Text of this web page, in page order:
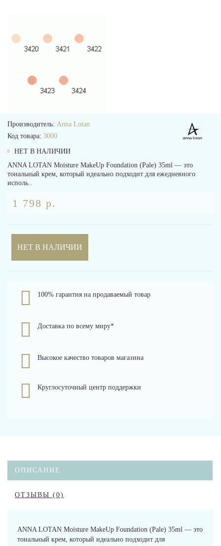
Производитель: Anna Lotan
Код товара: 3000
НЕТ В НАЛИЧИИ
ANNA LOTAN Moisture MakeUp Foundation (Pale) 35ml — это
тональный крем, который идеально подходит для ежедневного
исполь..
1 798 р.
НЕТ В НАЛИЧИИ
100% гарантия на продаваемый товар
Доставка по всему миру*
Высокое качество товаров магазина
Круглосуточный центр поддержки
ОПИСАНИЕ
ОТЗЫВЫ (0)
ANNA LOTAN Moisture MakeUp Foundation (Pale) 35ml — это
тональный крем, который идеально подходит для